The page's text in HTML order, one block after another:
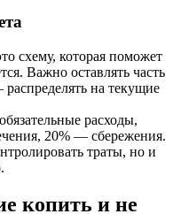
схему, которая поможет
Важно оставлять часть
на текущие
расходы,
20% — сбережения.
траты, но и
копить и не